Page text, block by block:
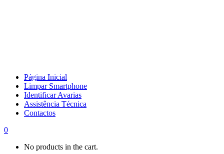
Página Inicial
Limpar Smartphone
Identificar Avarias
Assistência Técnica
Contactos
0
No products in the cart.